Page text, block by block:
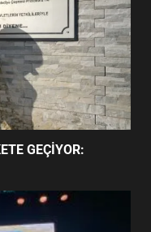
BAHARATI
NE
TÜRKİYE
GEÇİYOR: